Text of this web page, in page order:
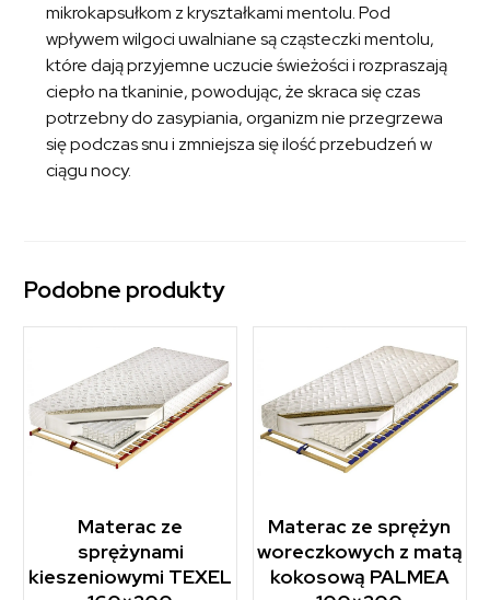
mikrokapsułkom z kryształkami mentolu. Pod
wpływem wilgoci uwalniane są cząsteczki mentolu,
które dają przyjemne uczucie świeżości i rozpraszają
ciepło na tkaninie, powodując, że skraca się czas
potrzebny do zasypiania, organizm nie przegrzewa
się podczas snu i zmniejsza się ilość przebudzeń w
ciągu nocy.
Podobne produkty
Materac ze
sprężynami
kieszeniowymi TEXEL
Materac ze sprężyn
woreczkowych z matą
kokosową PALMEA